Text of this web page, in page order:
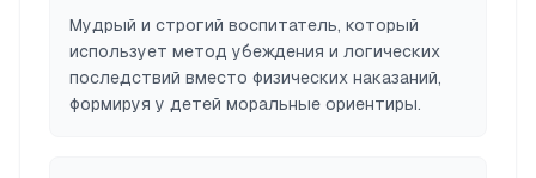
Мудрый и строгий воспитатель, который
использует метод убеждения и логических
последствий вместо физических наказаний,
формируя у детей моральные ориентиры.